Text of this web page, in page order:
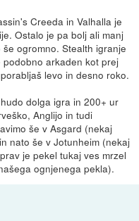
Creeda in Valhalla je
Ostalo je pa bolj ali manj
ogromno. Stealth igranje
arkaden kot prej
levo in desno roko.
dolga igra in 200+ ur
Anglijo in tudi
še v Asgard (nekaj
nato še v Jotunheim (nekaj
je pekel tukaj ves mrzel
ognjenega pekla).